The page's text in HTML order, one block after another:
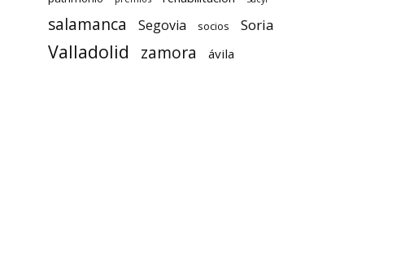
salamanca Segovia socios Soria
Valladolid zamora ávila